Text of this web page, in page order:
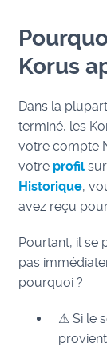
Korus
Dans la
terminé, les
votre compte
votre profil
Historique,
avez reçu
Pourtant, il se
pas
pourquoi ?
⚠ Si le